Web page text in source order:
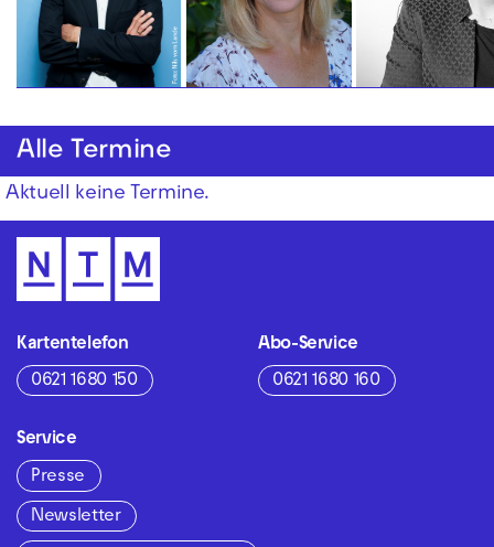
Alle Termine
Aktuell keine Termine.
Kartentelefon
0621 1680 150
Abo-Service
0621 1680 160
Service
Presse
Newsletter